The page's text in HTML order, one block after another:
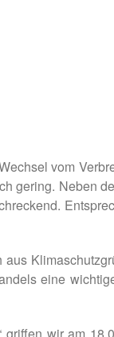
vom
gering. Neben
eine